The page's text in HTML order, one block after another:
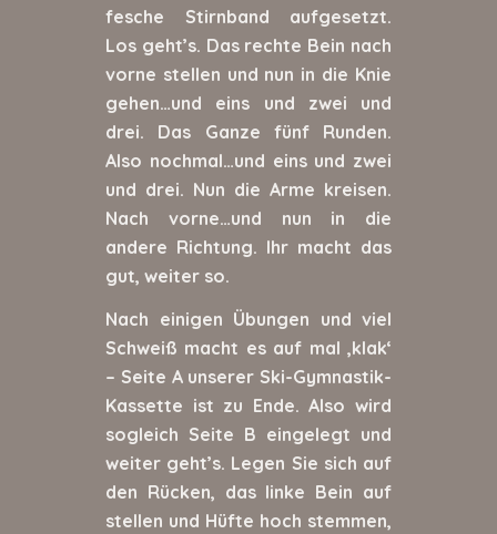
fesche Stirnband aufgesetzt.
Los geht’s. Das rechte Bein nach
vorne stellen und nun in die Knie
gehen…und eins und zwei und
drei. Das Ganze fünf Runden.
Also nochmal…und eins und zwei
und drei. Nun die Arme kreisen.
Nach vorne…und nun in die
andere Richtung. Ihr macht das
gut, weiter so.
Nach einigen Übungen und viel
Schweiß macht es auf mal ‚klak‘
– Seite A unserer Ski-Gymnastik-
Kassette ist zu Ende. Also wird
sogleich Seite B eingelegt und
weiter geht’s. Legen Sie sich auf
den Rücken, das linke Bein auf
stellen und Hüfte hoch stemmen,